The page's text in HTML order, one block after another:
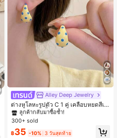
Alley Deep Jewelry
ต่างหูโลหะรูปตัว C 1 คู่ เคลือบหยดสีเห
ลือง ลายจุดสีน้ำเงิน สไตล์ยุโรปและอเม
ริกัน แฟชั่นส่วนตัว หวานและสง่างาม
สำหรับผู้หญิงและเด็กหญิง สำหรับการเ
ดินทาง งานแต่งงาน ปาร์ตี้ วันเกิด ของ
#1 ขายดี ใน โบโฮ ต่างหูผู้หญิง
ลูกค้ากลับมาซื้อซ้ำ!
เกือบหมดแล้ว!
#1 ขายดี ใน โบโฮ ต่างหูผู้หญิง
ลูกค้ากลับมาซื้อซ้ำ!
เกือบหมดแล้ว!
#1 ขายดี ใน โบโฮ ต่างหูผู้หญิง
ลูกค้ากลับมาซื้อซ้ำ!
เกือบหมดแล้ว!
#1 ขายดี ใน โบโฮ ต่างหูผู้หญิง
ลูกค้ากลับมาซื้อซ้ำ!
300+ sold
฿35 -10% 3 วันสุดท้าย